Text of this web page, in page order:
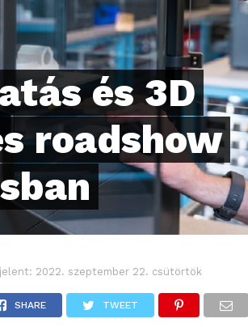
és 3D
roadshow
2022. szeptember 22. csütörtök
SHARE TWEET